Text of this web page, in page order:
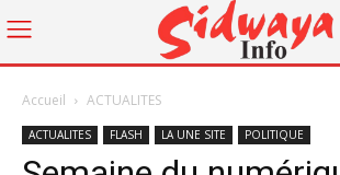
Accueil ACTUALITES
ACTUALITES FLASH LA UNE SITE POLITIQUE